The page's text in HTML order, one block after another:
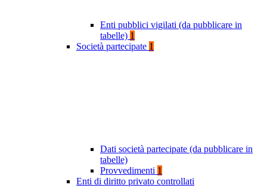
Enti pubblici vigilati (da pubblicare in
tabelle) 1
Società partecipate 1
Dati società partecipate (da pubblicare in
tabelle)
Provvedimenti 1
Enti di diritto privato controllati